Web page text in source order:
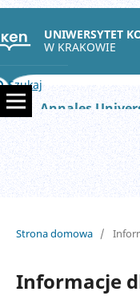
UNIWERSYTET
W KRAKOWIE
Szukaj
Strona domowa /
Informacje